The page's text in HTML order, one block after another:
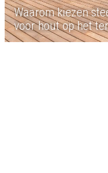
Waarom kiezen
voor hout op het